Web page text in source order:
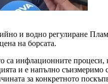
и водно регулиране
на борсата.
са инфлационните
и е напълно съизмеримо
за конкретното